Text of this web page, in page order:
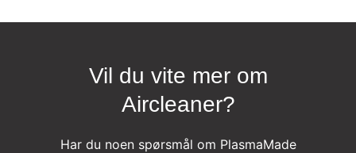
Vil du vite mer om
Aircleaner?
Har du noen spørsmål om PlasmaMade